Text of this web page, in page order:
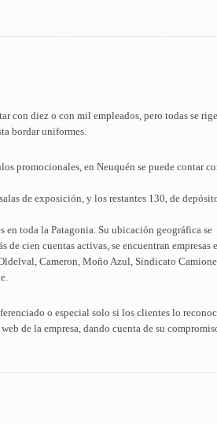
con diez o con mil empleados, pero todas se
bordar uniformes.
promocionales, en Neuquén se puede contar
de exposición, y los restantes 130, de
en toda la Patagonia. Su ubicación geográfica se
cien cuentas activas, se encuentran
Cameron, Moño Azul, Sindicato
o especial solo si los clientes lo
de la empresa, dando cuenta de su